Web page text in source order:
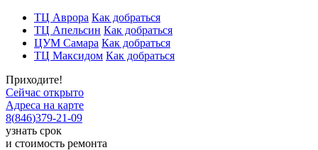
ТЦ Аврора Как добраться
ТЦ Апельсин Как добраться
ЦУМ Самара Как добраться
ТЦ Максидом Как добраться
Приходите!
Сейчас открыто
Адреса на карте
8(846)379-21-09
узнать срок
и стоимость ремонта